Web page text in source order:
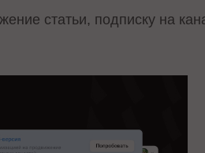
статьи, подписку на